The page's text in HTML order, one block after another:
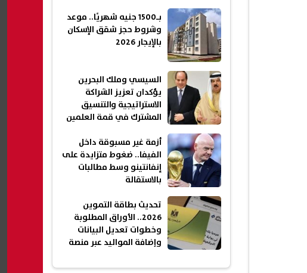
بـ1500 جنيه شهريًا.. موعد
وشروط حجز شقق الإسكان
بالإيجار 2026
السيسي وملك البحرين
يؤكدان تعزيز الشراكة
الاستراتيجية والتنسيق
المشترك في قمة العلمين
أزمة غير مسبوقة داخل
الفيفا.. ضغوط متزايدة على
إنفانتينو وسط مطالبات
بالاستقالة
تحديث بطاقة التموين
2026.. الأوراق المطلوبة
وخطوات تعديل البيانات
وإضافة المواليد عبر منصة